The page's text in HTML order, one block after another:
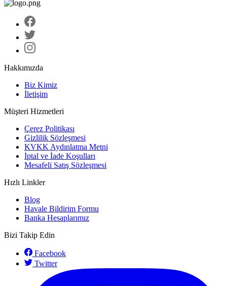
Hakkımızda
Biz Kimiz
İletişim
Müşteri Hizmetleri
Çerez Politikası
Gizlilik Sözleşmesi
KVKK Aydınlatma Metni
İptal ve İade Koşulları
Mesafeli Satış Sözleşmesi
Hızlı Linkler
Blog
Havale Bildirim Formu
Banka Hesaplarımız
Bizi Takip Edin
Facebook
Twitter